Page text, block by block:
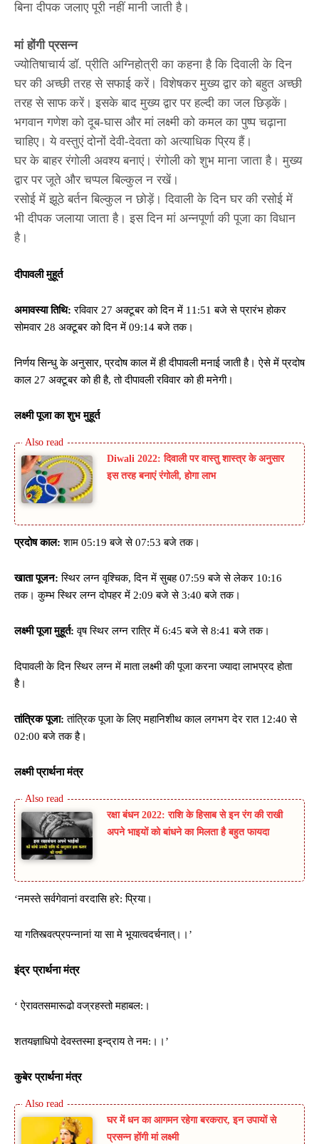
बिना दीपक जलाए पूरी नहीं मानी जाती है।
मां होंगी प्रसन्न
ज्योतिषाचार्य डॉ. प्रीति अग्निहोत्री का कहना है कि दिवाली के दिन
घर की अच्छी तरह से सफाई करें। विशेषकर मुख्य द्वार को बहुत अच्छी
तरह से साफ करें। इसके बाद मुख्य द्वार पर हल्दी का जल छिड़कें।
भगवान गणेश को दूब-घास और मां लक्ष्मी को कमल का पुष्प चढ़ाना
चाहिए। ये वस्तुएं दोनों देवी-देवता को अत्याधिक प्रिय हैं।
घर के बाहर रंगोली अवश्य बनाएं। रंगोली को शुभ माना जाता है। मुख्य
द्वार पर जूते और चप्पल बिल्कुल न रखें।
रसोई में झूठे बर्तन बिल्कुल न छोड़ें। दिवाली के दिन घर की रसोई में
भी दीपक जलाया जाता है। इस दिन मां अन्नपूर्णा की पूजा का विधान
है।
दीपावली मुहूर्त
अमावस्या तिथि: रविवार 27 अक्टूबर को दिन में 11:51 बजे से प्रारंभ होकर
सोमवार 28 अक्टूबर को दिन में 09:14 बजे तक।
निर्णय सिन्धु के अनुसार, प्रदोष काल में ही दीपावली मनाई जाती है। ऐसे में प्रदोष
काल 27 अक्टूबर को ही है, तो दीपावली रविवार को ही मनेगी।
लक्ष्मी पूजा का शुभ मुहूर्त
Diwali 2022: दिवाली पर वास्तु शास्त्र के अनुसार
इस तरह बनाएं रंगोली, होगा लाभ
प्रदोष काल: शाम 05:19 बजे से 07:53 बजे तक।
खाता पूजन: स्थिर लग्न वृश्चिक, दिन में सुबह 07:59 बजे से लेकर 10:16
तक। कुम्भ स्थिर लग्न दोपहर में 2:09 बजे से 3:40 बजे तक।
लक्ष्मी पूजा मुहूर्त: वृष स्थिर लग्न रात्रि में 6:45 बजे से 8:41 बजे तक।
दिपावली के दिन स्थिर लग्न में माता लक्ष्मी की पूजा करना ज्यादा लाभप्रद होता
है।
तांत्रिक पूजा: तांत्रिक पूजा के लिए महानिशीथ काल लगभग देर रात 12:40 से
02:00 बजे तक है।
लक्ष्मी प्रा​र्थना मंत्र
रक्षा बंधन 2022: राशि के हिसाब से इन रंग की राखी
अपने भाइयों को बांधने का मिलता है बहुत फायदा
‘नमस्ते सर्वगेवानां वरदासि हरे: प्रिया।
या गतिस्त्वत्प्रपन्नानां या सा मे भूयात्वदर्चनात्।।’
इंद्र प्रा​र्थना मंत्र
‘ ऐरावतसमारूढो वज्रहस्तो महाबल:।
शतयज्ञाधिपो देवस्तस्मा इन्द्राय ते नम:।।’
कुबेर प्रा​र्थना मंत्र
घर में धन का आगमन रहेगा बरकरार, इन उपायों से
प्रसन्न होंगी मां लक्ष्मी